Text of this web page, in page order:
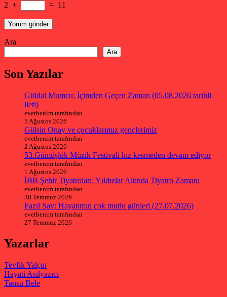
2 + = 11
Ara
Ara
Son Yazılar
Güldal Mumcu: İçimden Geçen Zaman (05.08.2026 tarihli
ileti)
evetbenim tarafından
5 Ağustos 2026
Gülsin Onay ve çocuklarımız gençlerimiz
evetbenim tarafından
2 Ağustos 2026
53.Gümüşlük Müzik Festivali hız kesmeden devam ediyor
evetbenim tarafından
1 Ağustos 2026
İBB Şehir Tiyatroları: Yıldızlar Altında Tiyatro Zamanı
evetbenim tarafından
30 Temmuz 2026
Fazıl Say: Hayatımın çok mutlu günleri (27.07.2026)
evetbenim tarafından
27 Temmuz 2026
Yazarlar
Tevfik Yalçın
Hayati Asılyazıcı
Tansu Bele